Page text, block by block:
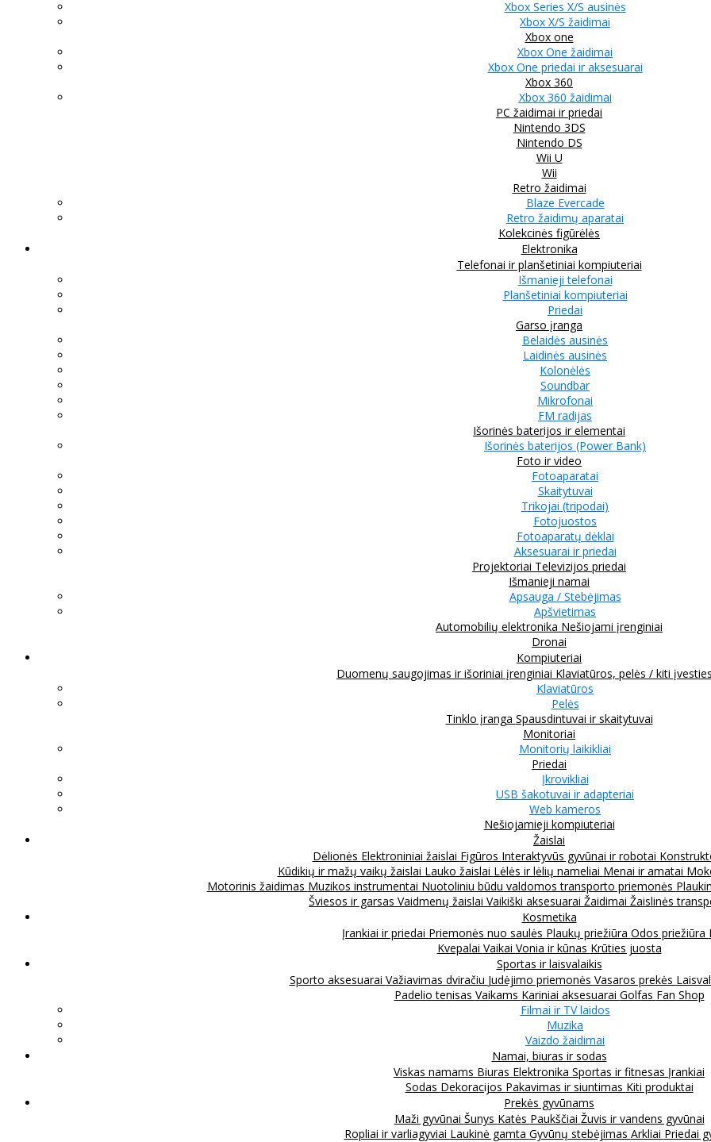
Xbox Series X/S ausinės
Xbox X/S žaidimai
Xbox one
Xbox One žaidimai
Xbox One priedai ir aksesuarai
Xbox 360
Xbox 360 žaidimai
PC žaidimai ir priedai
Nintendo 3DS
Nintendo DS
Wii U
Wii
Retro žaidimai
Blaze Evercade
Retro žaidimų aparatai
Kolekcinės figūrėlės
Elektronika
Telefonai ir planšetiniai kompiuteriai
Išmanieji telefonai
Planšetiniai kompiuteriai
Priedai
Garso įranga
Belaidės ausinės
Laidinės ausinės
Kolonėlės
Soundbar
Mikrofonai
FM radijas
Išorinės baterijos ir elementai
Išorinės baterijos (Power Bank)
Foto ir video
Fotoaparatai
Skaitytuvai
Trikojai (tripodai)
Fotojuostos
Fotoaparatų dėklai
Aksesuarai ir priedai
Projektoriai Televizijos priedai
Išmanieji namai
Apsauga / Stebėjimas
Apšvietimas
Automobilių elektronika Nešiojami įrenginiai
Dronai
Kompiuteriai
Duomenų saugojimas ir išoriniai įrenginiai Klaviatūros, pelės / kiti
Klaviatūros
Pelės
Tinklo įranga Spausdintuvai ir skaitytuvai
Monitoriai
Monitorių laikikliai
Priedai
Įkrovikliai
USB šakotuvai ir adapteriai
Web kameros
Nešiojamieji kompiuteriai
Žaislai
Dėlionės Elektroniniai žaislai Figūros Interaktyvūs gyvūnai ir robotai
Kūdikių ir mažų vaikų žaislai Lauko žaislai Lėlės ir lėlių nameliai Menai ir amatai
Motorinis žaidimas Muzikos instrumentai Nuotoliniu būdu valdomos transporto priemonės
Šviesos ir garsas Vaidmenų žaislai Vaikiški aksesuarai Žaidimai Žaislinės
Kosmetika
Įrankiai ir priedai Priemonės nuo saulės Plaukų priežiūra Odos priežiūra
Kvepalai Vaikai Vonia ir kūnas Krūties juosta
Sportas ir laisvalaikis
Sporto aksesuarai Važiavimas dviračiu Judėjimo priemonės Vasaros prekės
Padelio tenisas Vaikams Kariniai aksesuarai Golfas Fan Shop
Filmai ir TV laidos
Muzika
Vaizdo žaidimai
Namai, biuras ir sodas
Viskas namams Biuras Elektronika Sportas ir fitnesas Įrankiai
Sodas Dekoracijos Pakavimas ir siuntimas Kiti produktai
Prekės gyvūnams
Maži gyvūnai Šunys Katės Paukščiai Žuvis ir vandens gyvūnai
Ropliai ir varliagyviai Laukinė gamta Gyvūnų stebėjimas Arkliai Priedai